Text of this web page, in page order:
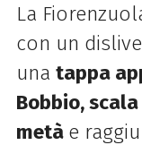
La
con un
una tappa
Bobbio,
metà e